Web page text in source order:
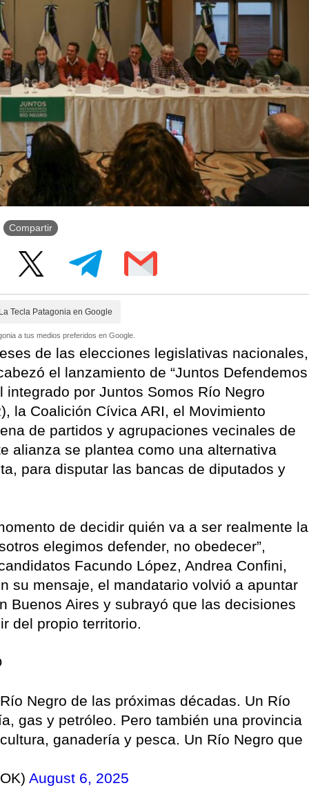
Compartir
Tecla Patagonia en Google
a tus medios preferidos en Google.
de las elecciones legislativas nacionales,
el lanzamiento de “Juntos Defendemos
integrado por Juntos Somos Río Negro
la Coalición Cívica ARI, el Movimiento
de partidos y agrupaciones vecinales de
alianza se plantea como una alternativa
para disputar las bancas de diputados y
de decidir quién va a ser realmente la
elegimos defender, no obedecer”,
Facundo López, Andrea Confini,
su mensaje, el mandatario volvió a apuntar
Buenos Aires y subrayó que las decisiones
del propio territorio.
Negro de las próximas décadas. Un Río
gas y petróleo. Pero también una provincia
ganadería y pesca. Un Río Negro que
August 6, 2025